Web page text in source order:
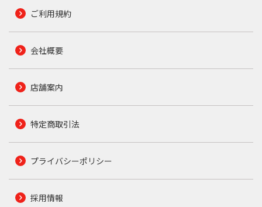
ご利用規約
会社概要
店舗案内
特定商取引法
プライバシーポリシー
採用情報